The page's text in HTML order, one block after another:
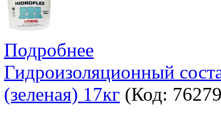
Подробнее
Гидроизоляционный
(зеленая) 17кг (Код: